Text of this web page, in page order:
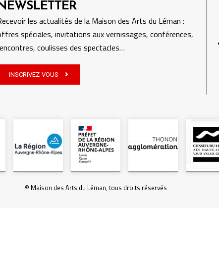
les actualités de la Maison des Arts du Léman :
spéciales, invitations aux vernissages, conférences,
coulisses des spectacles…
INSCRIVEZ-VOUS
© Maison des Arts du Léman, tous droits réservés